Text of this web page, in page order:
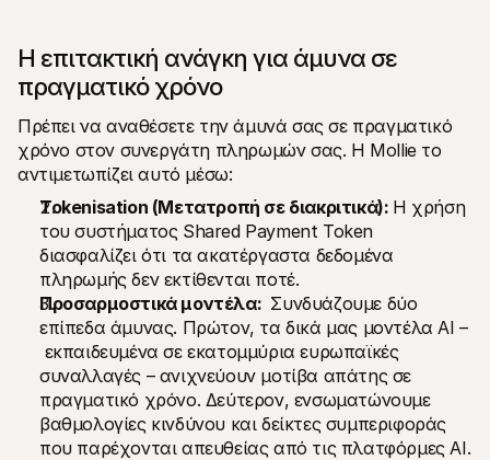
Η επιτακτική ανάγκη για άμυνα σε
πραγματικό χρόνο
Πρέπει να αναθέσετε την άμυνά σας σε πραγματικό
χρόνο στον συνεργάτη πληρωμών σας. Η Mollie το
αντιμετωπίζει αυτό μέσω:
Tokenisation (Μετατροπή σε διακριτικά): Η χρήση
του συστήματος Shared Payment Token
διασφαλίζει ότι τα ακατέργαστα δεδομένα
πληρωμής δεν εκτίθενται ποτέ.
Προσαρμοστικά μοντέλα: Συνδυάζουμε δύο
επίπεδα άμυνας. Πρώτον, τα δικά μας μοντέλα AI –
εκπαιδευμένα σε εκατομμύρια ευρωπαϊκές
συναλλαγές – ανιχνεύουν μοτίβα απάτης σε
πραγματικό χρόνο. Δεύτερον, ενσωματώνουμε
βαθμολογίες κινδύνου και δείκτες συμπεριφοράς
που παρέχονται απευθείας από τις πλατφόρμες AI.